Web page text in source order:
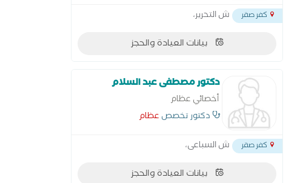
كفر صقر ش التحرير،
بيانات العيادة والحجز
دكتور مصطفى عبد السلام
أخصائي عظام
دكتور تخصص عظام
كفر صقر ش السباعى،
بيانات العيادة والحجز